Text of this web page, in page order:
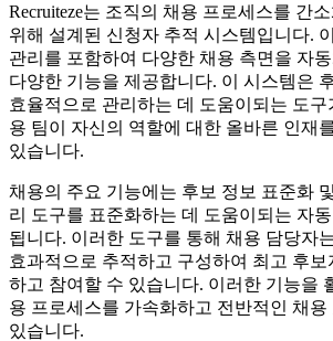
Recruiteze는 조직의 채용 프로세스를 간
위해 설계된 신청자 추적 시스템입니다.
관리를 포함하여 다양한 채용 측면을 자
다양한 기능을 제공합니다. 이 시스템은
효율적으로 관리하는 데 도움이되는 도구
용 팀이 자신의 역할에 대한 올바른 인재
있습니다.
채용의 주요 기능에는 후보 정보 표준화
리 도구를 표준화하는 데 도움이되는 자
됩니다. 이러한 도구를 통해 채용 담당자
효과적으로 추적하고 구성하여 최고 후
하고 참여할 수 있습니다. 이러한 기능을
용 프로세스를 가속화하고 전반적인 채
있습니다.